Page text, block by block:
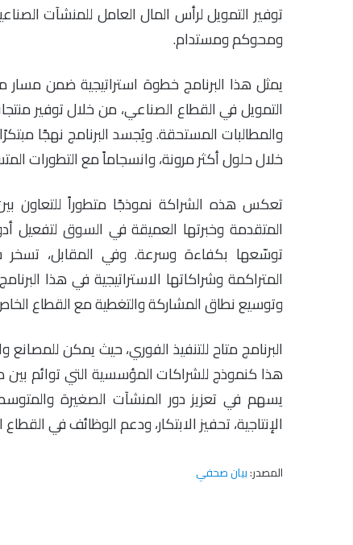
توفير التمويل لرأس المال العامل للمنشآت
ومحوكم ومستدام.
يمثل هذا البرنامج خطوة استراتيجية ضمن
التمويل في القطاع الصناعي، من خلال توفير
والمطالبات المستحقة. ويُجسد البرنامج نهجًا
خلال حلول أكثر مرونة، وانسجاماً مع التطورات
تعكس هذه الشراكة نموذجًا متطوراً للتعاون
المتقدمة وخبرتها العميقة في السوق
توسّعها بكفاءة وسرعة. وفي المقابل، تسخر
المتراكمة وشراكاتها الاستراتيجية في هذا
وتوسيع نطاق المشاركة والتغطية مع القطاع
البرنامج متاح للتنفيذ الفوري، حيث يمكن
هذا كنموذج للشراكات المؤسسية التي توائم بين
يسهم في تعزيز دور المنشآت الصغيرة
الإنتاجية، تحفيز الابتكار، ودعم الوظائف في
المصدر:بيان صحفي